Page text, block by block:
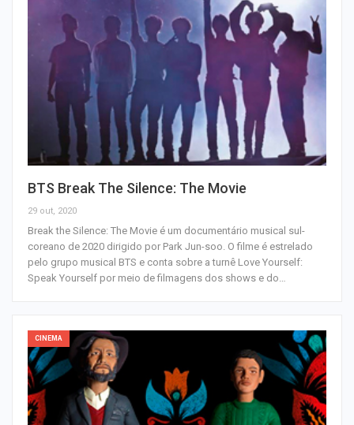
BTS Break The Silence: The Movie
29 out, 2020
Break the Silence: The Movie é um documentário musical sul-
coreano de 2020 dirigido por Park Jun-soo. O filme é estrelado
pelo grupo musical BTS e conta sobre a turnê Love Yourself:
Speak Yourself por meio de filmagens dos shows e do…
CINEMA